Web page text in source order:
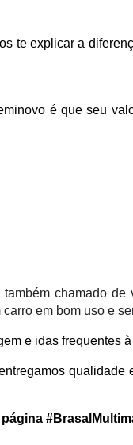
te explicar a
é que seu
também chamado de
em bom uso e
e idas frequentes